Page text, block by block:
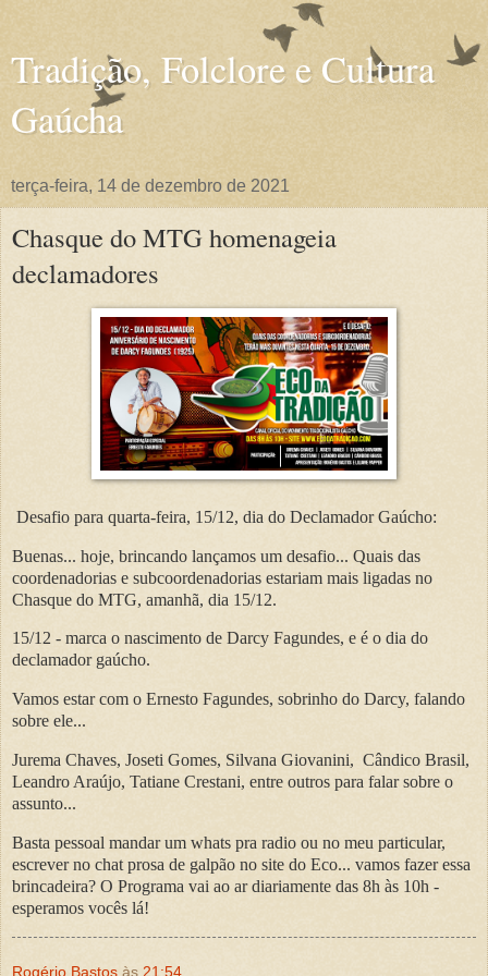
Tradição, Folclore e Cultura
Gaúcha
terça-feira, 14 de dezembro de 2021
Chasque do MTG homenageia
declamadores
Desafio para quarta-feira, 15/12, dia do Declamador Gaúcho:
Buenas... hoje, brincando lançamos um desafio... Quais das
coordenadorias e subcoordenadorias estariam mais ligadas no
Chasque do MTG, amanhã, dia 15/12.
15/12 - marca o nascimento de Darcy Fagundes, e é o dia do
declamador gaúcho.
Vamos estar com o Ernesto Fagundes, sobrinho do Darcy, falando
sobre ele...
Jurema Chaves, Joseti Gomes, Silvana Giovanini, Cândico Brasil,
Leandro Araújo, Tatiane Crestani, entre outros para falar sobre o
assunto...
Basta pessoal mandar um whats pra radio ou no meu particular,
escrever no chat prosa de galpão no site do Eco... vamos fazer essa
brincadeira? O Programa vai ao ar diariamente das 8h às 10h -
esperamos vocês lá!
Rogério Bastos às 21:54